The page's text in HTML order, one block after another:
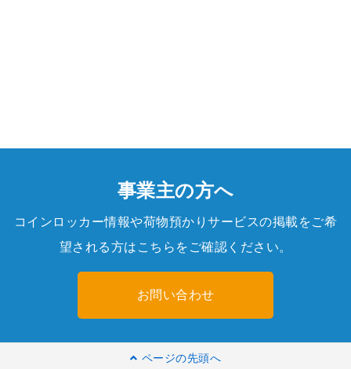
事業主の方へ
コインロッカー情報や荷物預かりサービスの掲載をご希
望される方はこちらをご確認ください。
お問い合わせ
ページの先頭へ